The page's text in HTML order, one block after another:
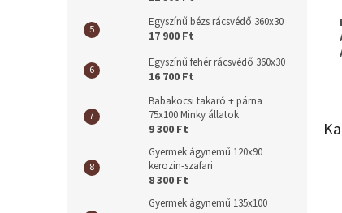
Egyszínű bézs rácsvédő 360x30
17 900 Ft
Egyszínű fehér rácsvédő 360x30
16 700 Ft
Babakocsi takaró + párna
75x100 Minky állatok
9 300 Ft
Gyermek ágynemű 120x90
kerozin-szafari
8 300 Ft
Gyermek ágynemű 135x100